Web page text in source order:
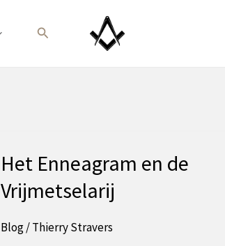
Zoeken
Het Enneagram en de
Vrijmetselarij
Blog/Thierry Stravers